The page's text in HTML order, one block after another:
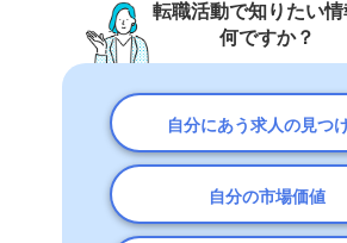
転職活動で知りたい情
何ですか？
自分にあう求人の見つ
自分の市場価値